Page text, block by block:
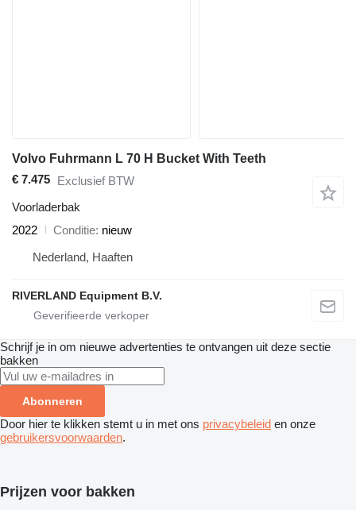
Volvo Fuhrmann L 70 H Bucket With Teeth
€ 7.475 Exclusief BTW
Voorladerbak
2022
Conditie nieuw
Nederland, Haaften
RIVERLAND Equipment B.V.
Schrijf je in om nieuwe advertenties te ontvangen uit deze sectie
bakken
Abonneren
Door hier te klikken stemt u in met ons privacybeleid en onze
gebruikersvoorwaarden.
Prijzen voor bakken